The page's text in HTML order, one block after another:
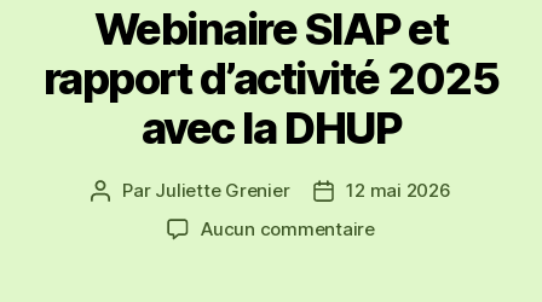
Webinaire SIAP et
rapport d’activité 2025
avec la DHUP
Auteur
Par Juliette Grenier
Date12 mai 2026
Aucun commentairesur